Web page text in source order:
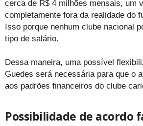
cerca de R$ 4 milhões mensais, um
completamente fora da realidade do
Isso porque nenhum clube nacional
tipo de salário.
Dessa maneira, uma possível
Guedes será necessária para que o
aos padrões financeiros do clube
Possibilidade de acordo